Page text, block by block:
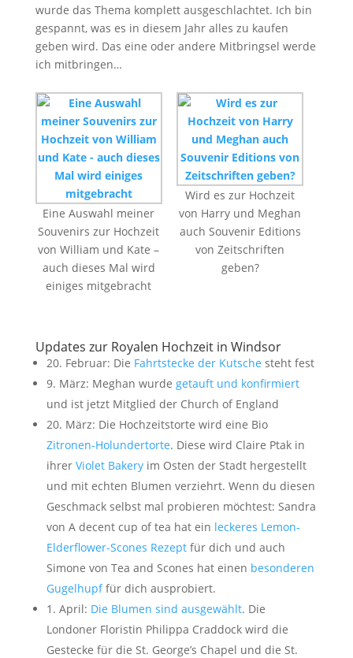
wurde das Thema komplett ausgeschlachtet. Ich bin
gespannt, was es in diesem Jahr alles zu kaufen
geben wird. Das eine oder andere Mitbringsel werde
ich mitbringen…
Eine Auswahl meiner
Souvenirs zur Hochzeit
von William und Kate –
auch dieses Mal wird
einiges mitgebracht
Wird es zur Hochzeit
von Harry und Meghan
auch Souvenir Editions
von Zeitschriften
geben?
Updates zur Royalen Hochzeit in Windsor
20. Februar: Die Fahrtstecke der Kutsche steht fest
9. März: Meghan wurde getauft und konfirmiert
und ist jetzt Mitglied der Church of England
20. März: Die Hochzeitstorte wird eine Bio
Zitronen-Holundertorte. Diese wird Claire Ptak in
ihrer Violet Bakeryim Osten der Stadt hergestellt
und mit echten Blumen verziehrt. Wenn du diesen
Geschmack selbst mal probieren möchtest: Sandra
von A decent cup of tea hat ein leckeres Lemon-
Elderflower-Scones Rezeptfür dich und auch
Simone von Tea and Scones hat einen besonderen
Gugelhupffür dich ausprobiert.
1. April: Die Blumen sind ausgewählt. Die
Londoner Floristin Philippa Craddock wird die
Gestecke für die St. George’s Chapel und die St.